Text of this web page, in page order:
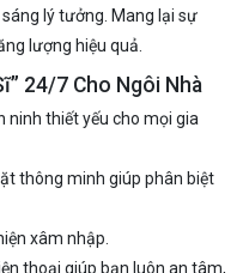
lý tưởng. Mang lại sự
lượng hiệu quả.
24/7 Cho Ngôi Nhà
ninh thiết yếu cho mọi gia
thông minh giúp phân biệt
xâm nhập.
thoại giúp bạn luôn an tâm,